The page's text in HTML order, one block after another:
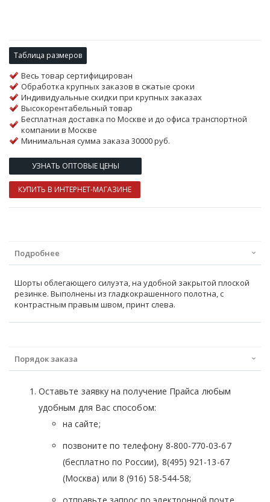
Таблица размеров
Весь товар сертифицирован
Обработка крупных заказов в сжатые сроки
Индивидуальные скидки при крупных заказах
Высокорентабельный товар
Бесплатная доставка по Москве и до офиса транспортной
компании в Москве
Минимальная сумма заказа 30000 руб.
УЗНАТЬ ОПТОВЫЕ ЦЕНЫ
КУПИТЬ В ИНТЕРНЕТ-МАГАЗИНЕ
Подробнее
Шорты облегающего силуэта, на удобной закрытой плоской
резинке. Выполнены из гладкокрашенного полотна, с
контрастным правым швом, принт слева.
Порядок заказа
Оставьте заявку на получение Прайса любым
удобным для Вас способом:
на сайте;
позвоните по телефону 8-800-770-03-67
(бесплатно по России), 8(495) 921-13-67
(Москва) или 8 (916) 58-544-58;